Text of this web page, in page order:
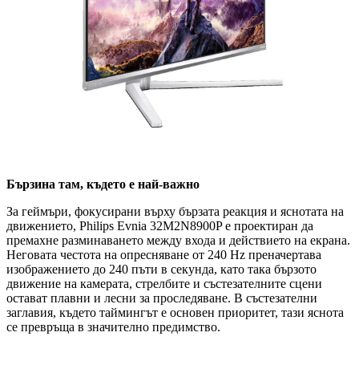
Бързина там, където е най-важно
За геймъри, фокусирани върху бързата реакция и яснотата на
движението, Philips Evnia 32M2N8900P е проектиран да
премахне разминаването между входа и действието на екрана.
Неговата честота на опресняване от 240 Hz преначертава
изображението до 240 пъти в секунда, като така бързото
движение на камерата, стрелбите и състезателните сцени
остават плавни и лесни за проследяване. В състезателни
заглавия, където таймингът е основен приоритет, тази яснота
се превръща в значително предимство.